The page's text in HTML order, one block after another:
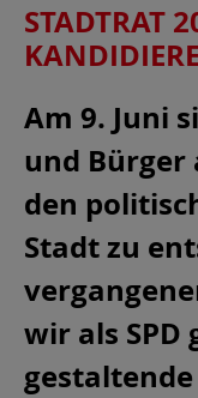
STADTRAT
Am 9. Juni
und
den
Stadt zu
wir als SPD